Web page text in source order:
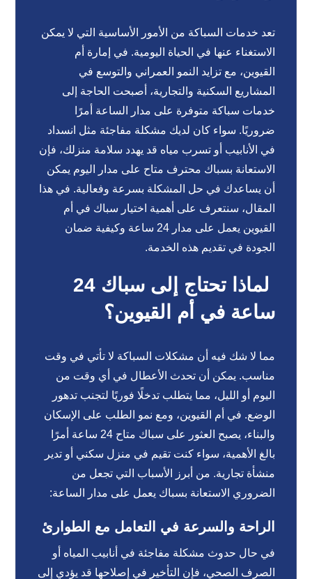
تعد خدمات السباكة من الأمور الأساسية التي لا يمكن
الاستغناء عنها في الحياة اليومية. في إمارة أم
القيوين، مع تزايد النمو العمراني والتوسع في
المشاريع السكنية والتجارية، أصبحت الحاجة إلى
خدمات سباكة متوفرة على مدار الساعة أمرًا
ضروريًا. سواء كان لديك مشكلة مفاجئة مثل انسداد
في الأنابيب أو تسرب مياه قد يهدد سلامة منزلك، فإن
الاستعانة بسباك محترف متاح على مدار اليوم يمكن
أن يساعدك في حل المشكلة بسرعة وفعالية. في هذا
المقال، سنتعرف على أهمية اختيار سباك في أم
القيوين يعمل على مدار 24 ساعة وكيفية ضمان
الجودة في تقديم هذه الخدمة.
لماذا تحتاج إلى سباك 24
ساعة في أم القيوين؟
مما لا شك فيه أن مشكلات السباكة لا تأتي في وقت
مناسب. يمكن أن تحدث الأعطال في أي وقت من
اليوم أو الليل، مما يتطلب تدخلًا فوريًا لتجنب تدهور
الوضع. في أم القيوين، ومع نمو الطلب على الإسكان
والبناء، يصبح العثور على سباك متاح 24 ساعة أمرًا
بالغ الأهمية، سواء كنت تقيم في منزل سكني أو تدير
منشأة تجارية. من أبرز الأسباب التي تجعل من
الضروري الاستعانة بسباك يعمل على مدار الساعة:
الراحة والسرعة في التعامل مع الطوارئ
في حال حدوث مشكلة مفاجئة في أنابيب المياه أو
الصرف الصحي، فإن التأخير في إصلاحها قد يؤدي إلى